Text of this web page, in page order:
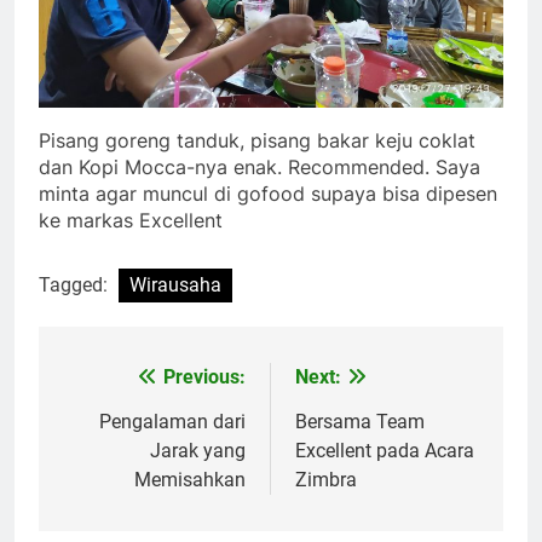
Pisang goreng tanduk, pisang bakar keju coklat
dan Kopi Mocca-nya enak. Recommended. Saya
minta agar muncul di gofood supaya bisa dipesen
ke markas Excellent
Tagged: Wirausaha
navigation
Previous:
Pengalaman dari
Jarak yang
Memisahkan
Next:
Bersama Team
Excellent pada Acara
Zimbra